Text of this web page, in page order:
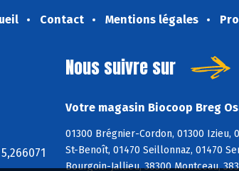
Contact Mentions légales
Nous suivre sur
Votre magasin Biocoop Breg
01300 Brégnier-Cordon, 01300 Izieu,
St-Benoît, 01470 Seillonnaz, 01470
Bourgoin-Jallieu, 38300 Montceau,